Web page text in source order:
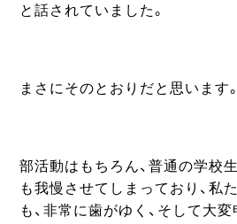
と話されていました。
まさにそのとおりだと思います。
部活動はもちろん、普通の学校
も我慢させてしまっており、私
も、非常に歯がゆく、そして大